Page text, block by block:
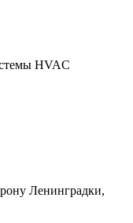
HVAC
Ленинградки,